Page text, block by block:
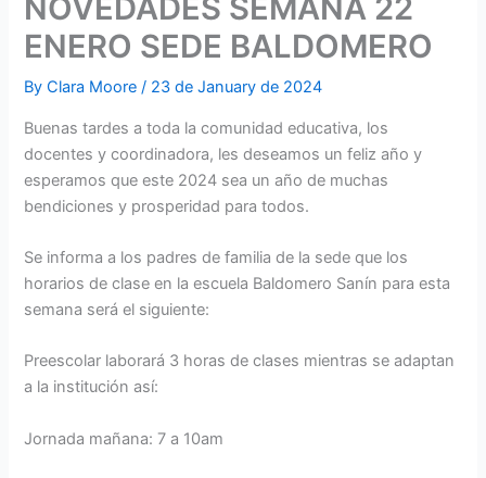
NOVEDADES SEMANA 22
ENERO SEDE BALDOMERO
ByClara Moore/ 23 de January de 2024
Buenas tardes a toda la comunidad educativa, los
docentes y coordinadora, les deseamos un feliz año y
esperamos que este 2024 sea un año de muchas
bendiciones y prosperidad para todos.
Se informa a los padres de familia de la sede que los
horarios de clase en la escuela Baldomero Sanín para esta
semana será el siguiente:
Preescolar laborará 3 horas de clases mientras se adaptan
a la institución así:
Jornada mañana: 7 a 10am